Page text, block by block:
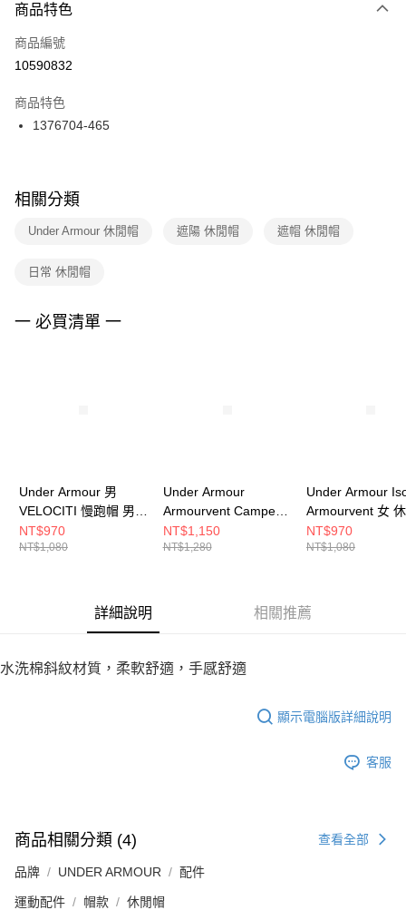
３．安心：先確認商品／服務後，再付款。
【「AFTEE先享後付」結帳流程】
１．於結帳方式選擇「AFTEE先享後付」後，將跳轉至「AFTEE先享後付」
２．訂單成立數日內，您將收到繳費通知簡訊。
３．收到繳費通知簡訊後14天內，點擊此簡訊中的連結，可透過四大超商／
ATM／網路銀行／等多元方式進行付款，方視為交易完成。
※ 交易是否成功請以「AFTEE先享後付 」之結帳頁面顯示為準，若有關於
是否繳費成功／繳費後需取消欲退款等相關疑問，請聯繫「AFTEE先享後付
客戶支援中心」https://netprotections.freshdesk.com/support/home
１．透過由恩沛科技股份有限公司提供之「AFTEE先享後付」服務完成之交
２．關於個人資料處理事宜，請瀏覽以下網址：
每筆NT$100，滿NT$1,500(含以上)免運費
宅配
每筆NT$100，滿NT$1,500(含以上)免運費
付款後門市自取
每筆NT$100，滿NT$1,500(含以上)免運費
商品特色
商品編號
10590832
商品特色
1376704-465
相關分類
Under Armour 休閒帽 遮陽 休閒帽 遮帽 休閒帽
日常 休閒帽
一 必買清單 一
Under Armour 男
VELOCITI 慢跑帽 男
休閒帽 1383477-100
NT$970
NT$1,080
Under Armour
Armourvent Camper
男 休閒帽 1383436-
100
NT$1,150
NT$1,280
Under Armour
Armourvent 女
1383445-001
NT$970
NT$1,080
詳細說明 相關推薦
水洗棉斜紋材質，柔軟舒適，手感舒適
顯示電腦版詳細說明
客服
商品相關分類 (4) 查看全部
品牌 UNDER ARMOUR 配件
運動配件 帽款 休閒帽